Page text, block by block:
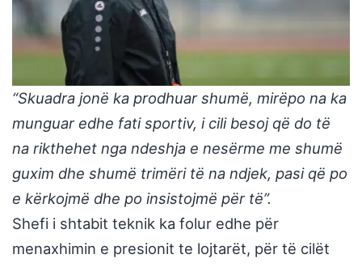
“Skuadra jonë ka prodhuar shumë, mirëpo na ka
munguar edhe fati sportiv, i cili besoj që do të
na rikthehet nga ndeshja e nesërme me shumë
guxim dhe shumë trimëri të na ndjek, pasi që po
e kërkojmë dhe po insistojmë për të”.
Shefi i shtabit teknik ka folur edhe për
menaxhimin e presionit te lojtarët, për të cilët